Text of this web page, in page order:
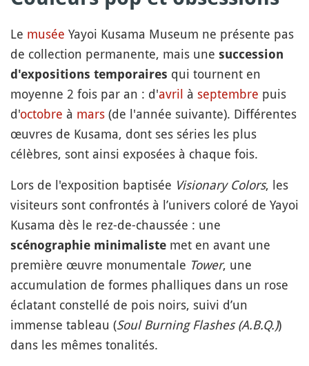
Le musée Yayoi Kusama Museum ne présente pas
de collection permanente, mais une succession
d'expositions temporaires qui tournent en
moyenne 2 fois par an : d'avril à septembre puis
d'octobre à mars (de l'année suivante). Différentes
œuvres de Kusama, dont ses séries les plus
célèbres, sont ainsi exposées à chaque fois.
Lors de l'exposition baptisée Visionary Colors, les
visiteurs sont confrontés à l’univers coloré de Yayoi
Kusama dès le rez-de-chaussée : une
scénographie minimaliste met en avant une
première œuvre monumentale Tower, une
accumulation de formes phalliques dans un rose
éclatant constellé de pois noirs, suivi d’un
immense tableau (Soul Burning Flashes (A.B.Q.))
dans les mêmes tonalités.